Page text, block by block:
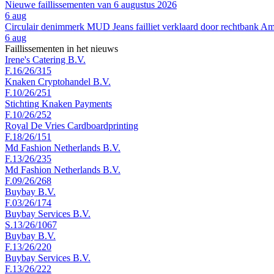
Nieuwe faillissementen van 6 augustus 2026
6 aug
Circulair denimmerk MUD Jeans failliet verklaard door rechtbank
6 aug
Faillissementen in het nieuws
Irene's Catering B.V.
F.16/26/315
Knaken Cryptohandel B.V.
F.10/26/251
Stichting Knaken Payments
F.10/26/252
Royal De Vries Cardboardprinting
F.18/26/151
Md Fashion Netherlands B.V.
F.13/26/235
Md Fashion Netherlands B.V.
F.09/26/268
Buybay B.V.
F.03/26/174
Buybay Services B.V.
S.13/26/1067
Buybay B.V.
F.13/26/220
Buybay Services B.V.
F.13/26/222